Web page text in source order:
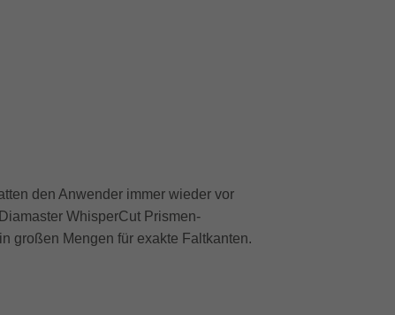
den Anwender immer wieder vor
WhisperCut Prismen-
großen Mengen für exakte Faltkanten.